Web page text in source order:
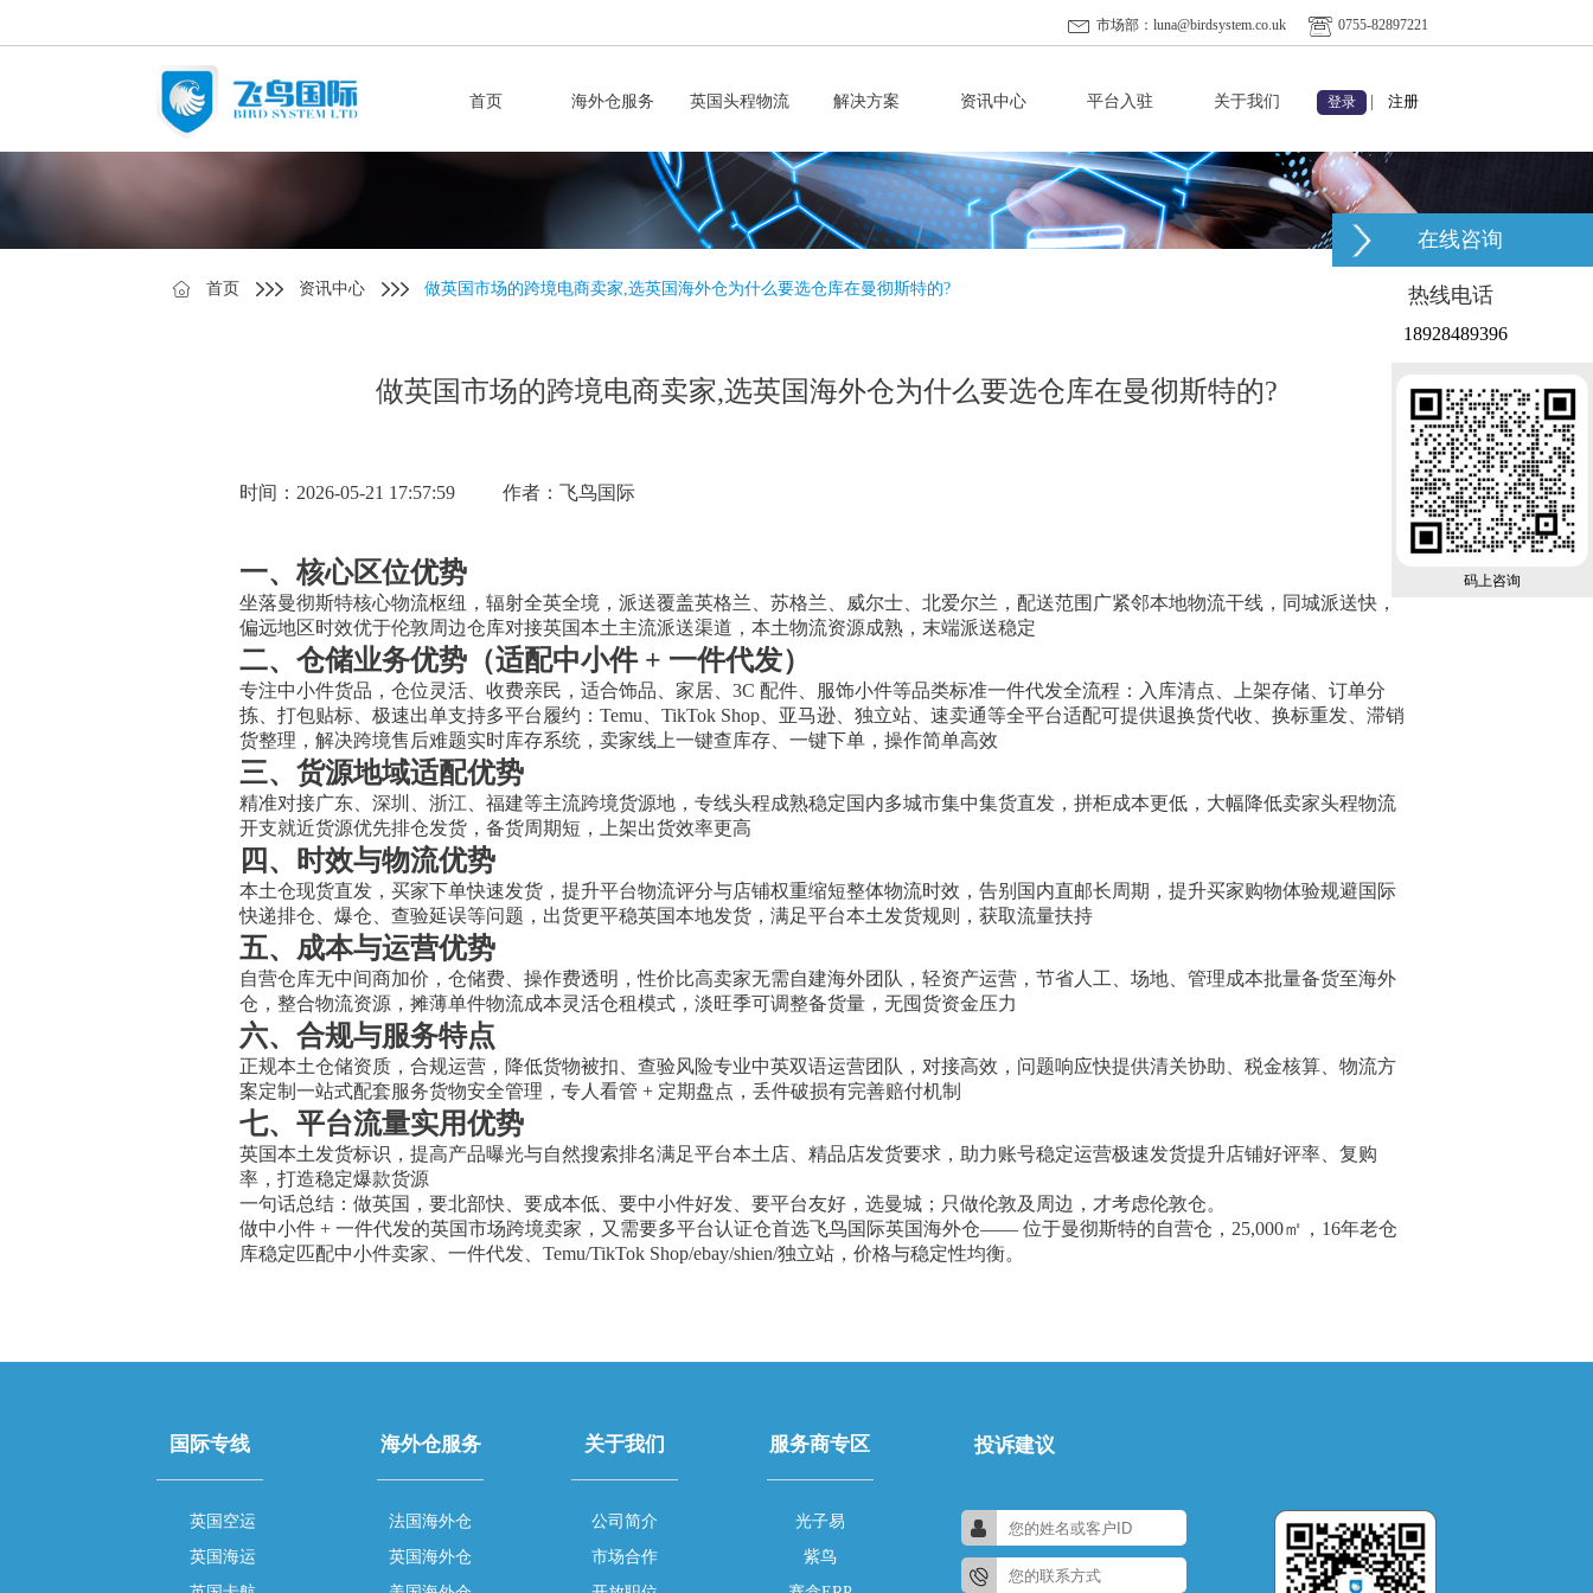
市场部：luna@birdsystem.co.uk 0755-82897221
首页 海外仓服务 英国头程物流 解决方案 资讯中心 平台入驻 关于我们 登录 注册
首页 资讯中心 做英国市场的跨境电商卖家,选英国海外仓为什么要选仓库在曼彻斯特的?
做英国市场的跨境电商卖家,选英国海外仓为什么要选仓库在曼彻斯特的?
时间：2026-05-21 17:57:59 作者：飞鸟国际
一、核心区位优势
坐落曼彻斯特核心物流枢纽，辐射全英全境，派送覆盖英格兰、苏格兰、威尔士、北爱尔兰，配送范围广紧邻本地物流干线，同城派送快，
偏远地区时效优于伦敦周边仓库对接英国本土主流派送渠道，本土物流资源成熟，末端派送稳定
二、仓储业务优势（适配中小件 + 一件代发）
专注中小件货品，仓位灵活、收费亲民，适合饰品、家居、3C 配件、服饰小件等品类标准一件代发全流程：入库清点、上架存储、订单分
拣、打包贴标、极速出单支持多平台履约：Temu、TikTok Shop、亚马逊、独立站、速卖通等全平台适配可提供退换货代收、换标重发、滞销
货整理，解决跨境售后难题实时库存系统，卖家线上一键查库存、一键下单，操作简单高效
三、货源地域适配优势
精准对接广东、深圳、浙江、福建等主流跨境货源地，专线头程成熟稳定国内多城市集中集货直发，拼柜成本更低，大幅降低卖家头程物流
开支就近货源优先排仓发货，备货周期短，上架出货效率更高
四、时效与物流优势
本土仓现货直发，买家下单快速发货，提升平台物流评分与店铺权重缩短整体物流时效，告别国内直邮长周期，提升买家购物体验规避国际
快递排仓、爆仓、查验延误等问题，出货更平稳英国本地发货，满足平台本土发货规则，获取流量扶持
五、成本与运营优势
自营仓库无中间商加价，仓储费、操作费透明，性价比高卖家无需自建海外团队，轻资产运营，节省人工、场地、管理成本批量备货至海外
仓，整合物流资源，摊薄单件物流成本灵活仓租模式，淡旺季可调整备货量，无囤货资金压力
六、合规与服务特点
正规本土仓储资质，合规运营，降低货物被扣、查验风险专业中英双语运营团队，对接高效，问题响应快提供清关协助、税金核算、物流方
案定制一站式配套服务货物安全管理，专人看管 + 定期盘点，丢件破损有完善赔付机制
七、平台流量实用优势
英国本土发货标识，提高产品曝光与自然搜索排名满足平台本土店、精品店发货要求，助力账号稳定运营极速发货提升店铺好评率、复购
率，打造稳定爆款货源
一句话总结：做英国，要北部快、要成本低、要中小件好发、要平台友好，选曼城；只做伦敦及周边，才考虑伦敦仓。
做中小件 + 一件代发的英国市场跨境卖家，又需要多平台认证仓首选飞鸟国际英国海外仓—— 位于曼彻斯特的自营仓，25,000㎡，16年老仓
库稳定匹配中小件卖家、一件代发、Temu/TikTok Shop/ebay/shien/独立站，价格与稳定性均衡。
国际专线
英国空运
英国海运
海外仓服务
法国海外仓
英国海外仓
关于我们
公司简介
市场合作
服务商专区
光子易
紫鸟
投诉建议
在线咨询
热线电话
18928489396
码上咨询